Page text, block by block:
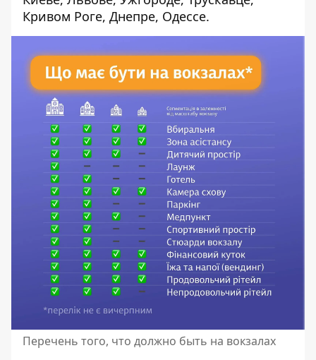
Кривом Роге, Днепре, Одессе.
Перечень того, что должно быть на вокзалах